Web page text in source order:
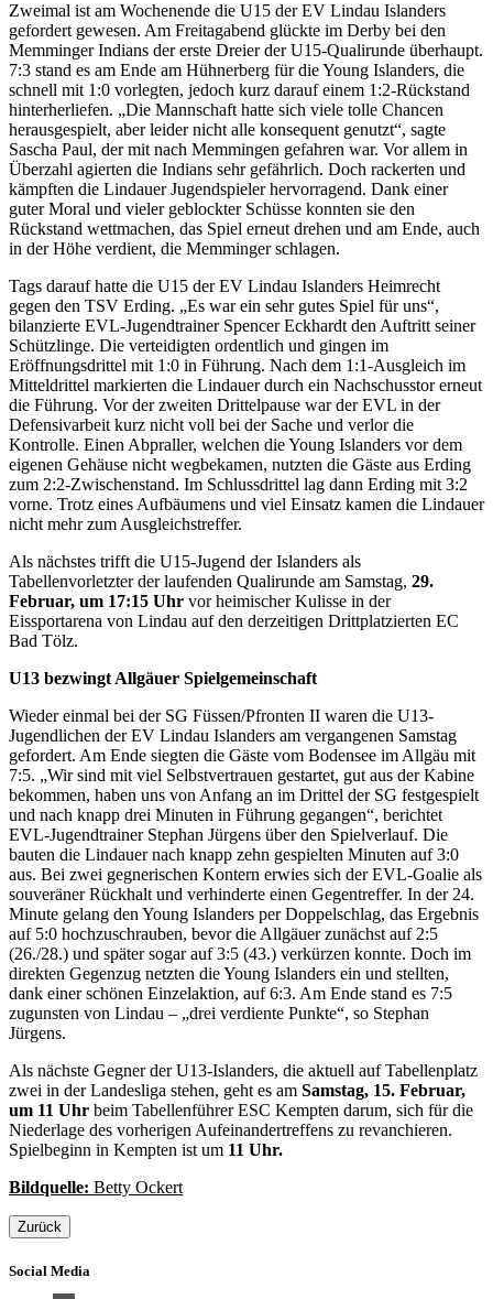
Zweimal ist am Wochenende die U15 der EV Lindau Islanders
gefordert gewesen. Am Freitagabend glückte im Derby bei den
Memminger Indians der erste Dreier der U15-Qualirunde überhaupt.
7:3 stand es am Ende am Hühnerberg für die Young Islanders, die
schnell mit 1:0 vorlegten, jedoch kurz darauf einem 1:2-Rückstand
hinterherliefen. „Die Mannschaft hatte sich viele tolle Chancen
herausgespielt, aber leider nicht alle konsequent genutzt“, sagte
Sascha Paul, der mit nach Memmingen gefahren war. Vor allem in
Überzahl agierten die Indians sehr gefährlich. Doch rackerten und
kämpften die Lindauer Jugendspieler hervorragend. Dank einer
guter Moral und vieler geblockter Schüsse konnten sie den
Rückstand wettmachen, das Spiel erneut drehen und am Ende, auch
in der Höhe verdient, die Memminger schlagen.
Tags darauf hatte die U15 der EV Lindau Islanders Heimrecht
gegen den TSV Erding. „Es war ein sehr gutes Spiel für uns“,
bilanzierte EVL-Jugendtrainer Spencer Eckhardt den Auftritt seiner
Schützlinge. Die verteidigten ordentlich und gingen im
Eröffnungsdrittel mit 1:0 in Führung. Nach dem 1:1-Ausgleich im
Mitteldrittel markierten die Lindauer durch ein Nachschusstor erneut
die Führung. Vor der zweiten Drittelpause war der EVL in der
Defensivarbeit kurz nicht voll bei der Sache und verlor die
Kontrolle. Einen Abpraller, welchen die Young Islanders vor dem
eigenen Gehäuse nicht wegbekamen, nutzten die Gäste aus Erding
zum 2:2-Zwischenstand. Im Schlussdrittel lag dann Erding mit 3:2
vorne. Trotz eines Aufbäumens und viel Einsatz kamen die Lindauer
nicht mehr zum Ausgleichstreffer.
Als nächstes trifft die U15-Jugend der Islanders als
Tabellenvorletzter der laufenden Qualirunde am Samstag, 29.
Februar, um 17:15 Uhr vor heimischer Kulisse in der
Eissportarena von Lindau auf den derzeitigen Drittplatzierten EC
Bad Tölz.
U13 bezwingt Allgäuer Spielgemeinschaft
Wieder einmal bei der SG Füssen/Pfronten II waren die U13-
Jugendlichen der EV Lindau Islanders am vergangenen Samstag
gefordert. Am Ende siegten die Gäste vom Bodensee im Allgäu mit
7:5. „Wir sind mit viel Selbstvertrauen gestartet, gut aus der Kabine
bekommen, haben uns von Anfang an im Drittel der SG festgespielt
und nach knapp drei Minuten in Führung gegangen“, berichtet
EVL-Jugendtrainer Stephan Jürgens über den Spielverlauf. Die
bauten die Lindauer nach knapp zehn gespielten Minuten auf 3:0
aus. Bei zwei gegnerischen Kontern erwies sich der EVL-Goalie als
souveräner Rückhalt und verhinderte einen Gegentreffer. In der 24.
Minute gelang den Young Islanders per Doppelschlag, das Ergebnis
auf 5:0 hochzuschrauben, bevor die Allgäuer zunächst auf 2:5
(26./28.) und später sogar auf 3:5 (43.) verkürzen konnte. Doch im
direkten Gegenzug netzten die Young Islanders ein und stellten,
dank einer schönen Einzelaktion, auf 6:3. Am Ende stand es 7:5
zugunsten von Lindau – „drei verdiente Punkte“, so Stephan
Jürgens.
Als nächste Gegner der U13-Islanders, die aktuell auf Tabellenplatz
zwei in der Landesliga stehen, geht es am Samstag, 15. Februar,
um 11 Uhr beim Tabellenführer ESC Kempten darum, sich für die
Niederlage des vorherigen Aufeinandertreffens zu revanchieren.
Spielbeginn in Kempten ist um 11 Uhr.
Bildquelle: Betty Ockert
Zurück
Social Media